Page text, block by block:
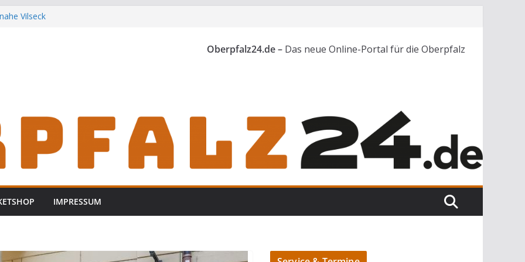
Vilseck
Oberpfalz24.de – Das neue Online-Portal für die Oberpfalz
IMPRESSUM